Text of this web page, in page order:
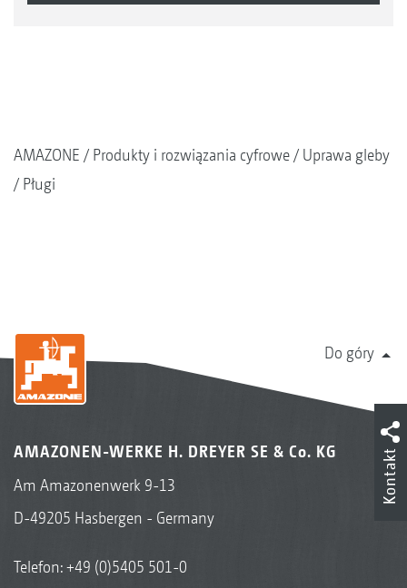
AMAZONE Produkty i rozwiązania cyfrowe
Uprawa gleby
Pługi
Do góry
AMAZONEN-WERKE H. DREYER SE & Co. KG
Am Amazonenwerk 9-13
D-49205 Hasbergen - Germany
Telefon:+49 (0)5405 501-0
Kontakt